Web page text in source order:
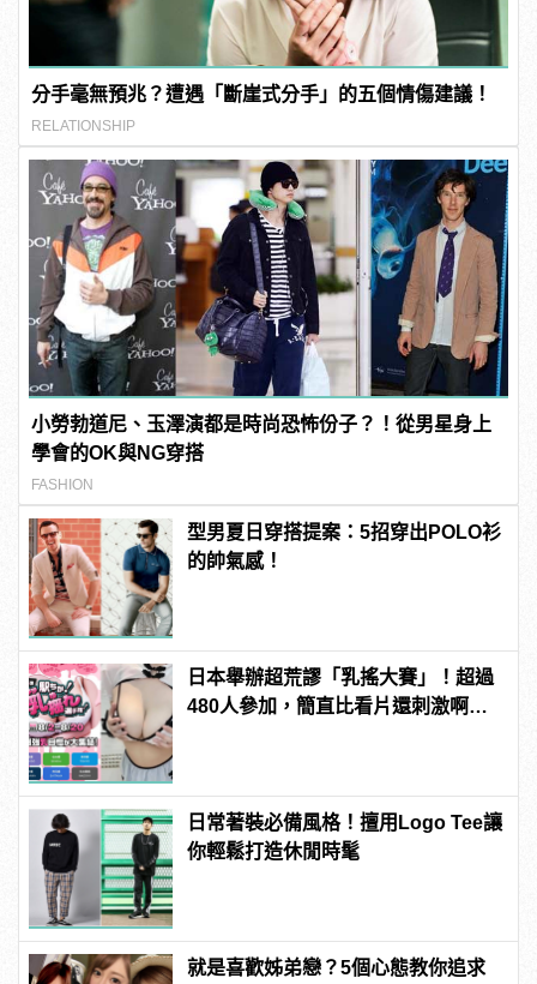
分手毫無預兆？遭遇「斷崖式分手」的五個情傷建議！
RELATIONSHIP
小勞勃道尼、玉澤演都是時尚恐怖份子？！從男星身上
學會的OK與NG穿搭
FASHION
型男夏日穿搭提案：5招穿出POLO衫
的帥氣感！
日本舉辦超荒謬「乳搖大賽」！超過
480人參加，簡直比看片還刺激啊！ |
日常著裝必備風格！擅用Logo Tee讓
你輕鬆打造休閒時髦
就是喜歡姊弟戀？5個心態教你追求